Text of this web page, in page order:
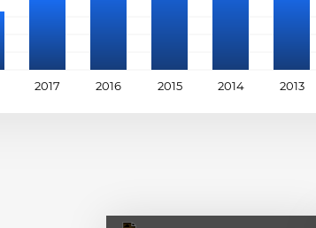
2017 2016 2015 2014 2013